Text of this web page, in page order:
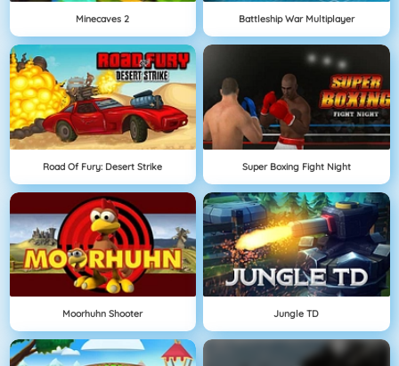
Minecaves 2 Battleship War Multiplayer
Road Of Fury: Desert Strike Super Boxing Fight Night
Moorhuhn Shooter Jungle TD